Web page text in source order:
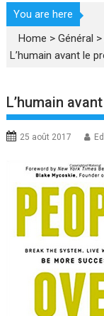
You are here
Home >Général
L’humain avant le
L’humain
25 août 2017